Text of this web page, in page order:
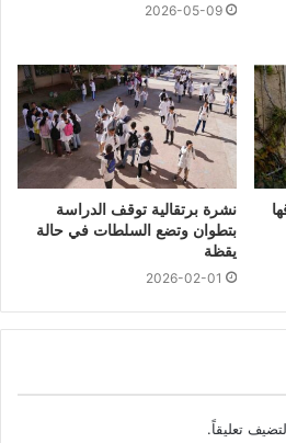
2026-05-09
نشرة برتقالية توقف الدراسة
بتطوان وتضع السلطات في حالة
يقظة
2026-02-01
لتضيف تعليقاً.